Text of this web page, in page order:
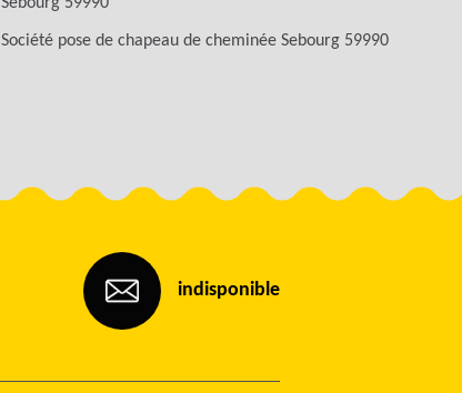
Société pose de chapeau de cheminée Sebourg 59990
indisponible